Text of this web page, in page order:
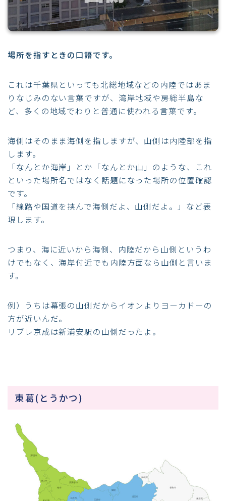
場所を指すときの口語です。
これは千葉県といっても北総地域などの内陸ではあま
りなじみのない言葉ですが、湾岸地域や房総半島な
ど、多くの地域でわりと普通に使われる言葉です。
海側はそのまま海側を指しますが、山側は内陸部を指
します。
「なんとか海岸」とか「なんとか山」のような、これ
といった場所名ではなく話題になった場所の位置確認
です。
「線路や国道を挟んで海側だよ、山側だよ。」など表
現します。
つまり、海に近いから海側、内陸だから山側というわ
けでもなく、海岸付近でも内陸方面なら山側と言いま
す。
例）うちは幕張の山側だからイオンよりヨーカドーの
方が近いんだ。
リブレ京成は新浦安駅の山側だったよ。
東葛(とうかつ)